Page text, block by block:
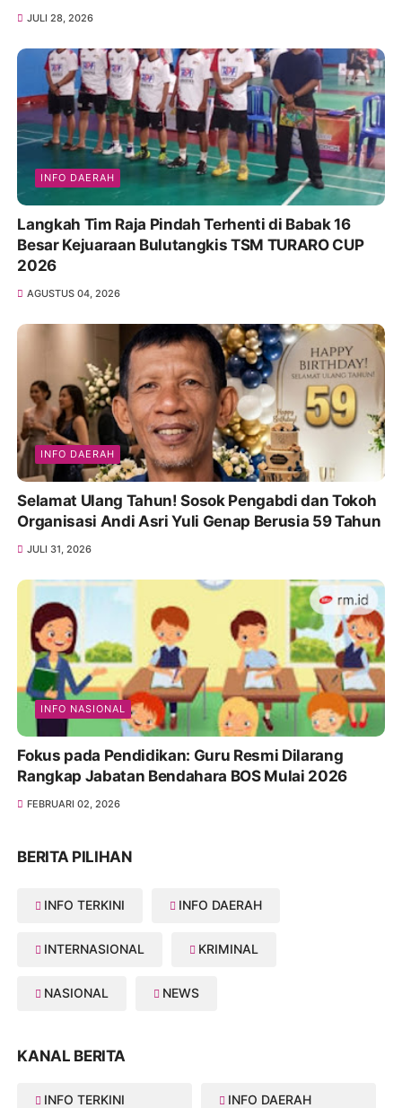
JULI 28, 2026
INFO DAERAH
Langkah Tim Raja Pindah Terhenti di Babak 16
Besar Kejuaraan Bulutangkis TSM TURARO CUP
2026
AGUSTUS 04, 2026
INFO DAERAH
Selamat Ulang Tahun! Sosok Pengabdi dan Tokoh
Organisasi Andi Asri Yuli Genap Berusia 59 Tahun
JULI 31, 2026
INFO NASIONAL
Fokus pada Pendidikan: Guru Resmi Dilarang
Rangkap Jabatan Bendahara BOS Mulai 2026
FEBRUARI 02, 2026
BERITA PILIHAN
INFO TERKINI INFO DAERAH
INTERNASIONAL KRIMINAL
NASIONAL NEWS
KANAL BERITA
INFO TERKINI INFO DAERAH